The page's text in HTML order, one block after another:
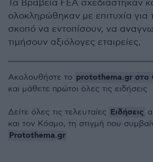
Τα Βραβεία FΕA σχεδιάστηκαν
ολοκληρώθηκαν με επιτυχία για
σκοπό να εντοπίσουν, να
τιμήσουν αξιόλογες εταιρείες,
Ακολουθήστε το protothema.gr στο
και μάθετε πρώτοι όλες τις ειδήσεις
Δείτε όλες τις τελευταίες Ειδήσεις
και τον Κόσμο, τη στιγμή που
Protothema.gr